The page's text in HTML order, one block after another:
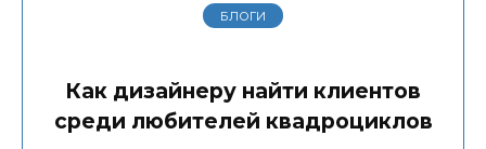
БЛОГИ
Как дизайнеру найти клиентов
среди любителей квадроциклов